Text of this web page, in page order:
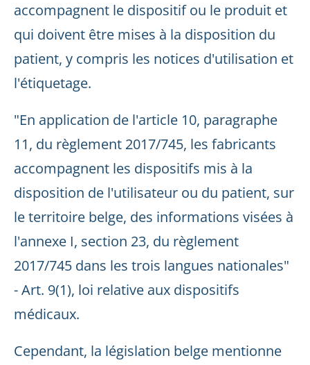
accompagnent le dispositif ou le produit et
qui doivent être mises à la disposition du
patient, y compris les notices d'utilisation et
l'étiquetage.
"En application de l'article 10, paragraphe
11, du règlement 2017/745, les fabricants
accompagnent les dispositifs mis à la
disposition de l'utilisateur ou du patient, sur
le territoire belge, des informations visées à
l'annexe I, section 23, du règlement
2017/745 dans les trois langues nationales"
- Art. 9(1), loi relative aux dispositifs
médicaux.
Cependant, la législation belge mentionne